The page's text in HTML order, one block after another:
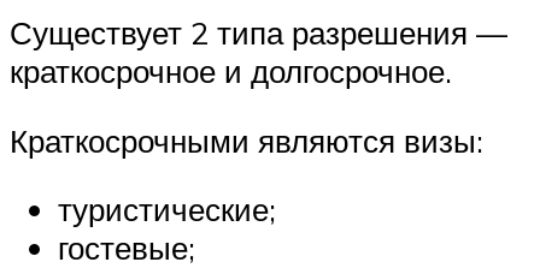
Существует 2 типа разрешения —
краткосрочное и долгосрочное.
Краткосрочными являются визы:
туристические;
гостевые;